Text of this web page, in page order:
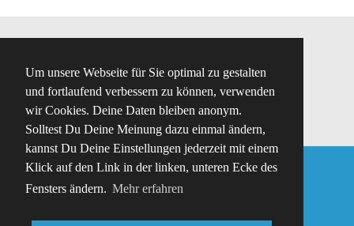
Um unsere Webseite für Sie optimal zu gestalten
und fortlaufend verbessern zu können, verwenden
wir Cookies. Deine Daten bleiben anonym.
Solltest Du Deine Meinung dazu einmal ändern,
kannst Du Deine Einstellungen jederzeit mit einem
Klick auf den Link in der linken, unteren Ecke des
Fensters ändern. Mehr erfahren
Disclaimer
Credits
RSS Folge uns auf Facebook
Eine Initiative von